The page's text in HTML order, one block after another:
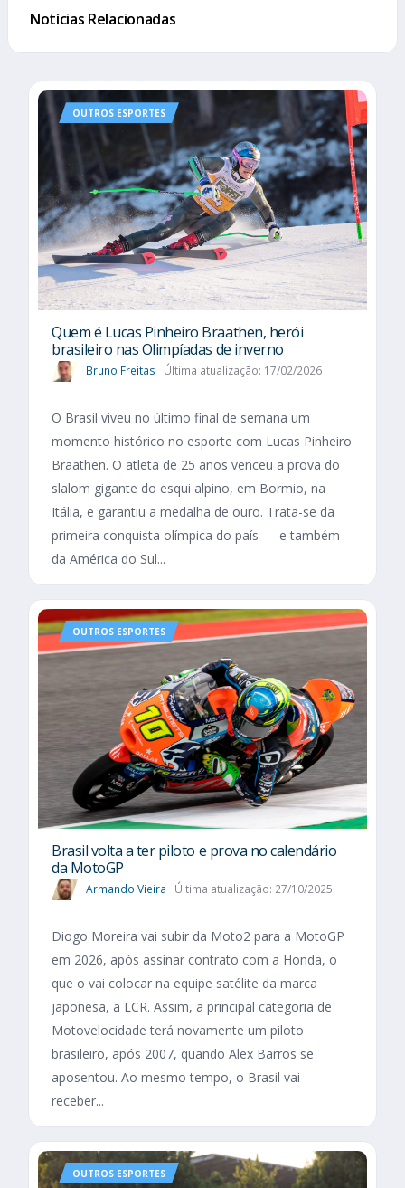
Notícias Relacionadas
OUTROS ESPORTES
Quem é Lucas Pinheiro Braathen, herói
brasileiro nas Olimpíadas de inverno
Bruno Freitas Última atualização: 17/02/2026
O Brasil viveu no último final de semana um
momento histórico no esporte com Lucas Pinheiro
Braathen. O atleta de 25 anos venceu a prova do
slalom gigante do esqui alpino, em Bormio, na
Itália, e garantiu a medalha de ouro. Trata-se da
primeira conquista olímpica do país — e também
da América do Sul...
OUTROS ESPORTES
Brasil volta a ter piloto e prova no calendário
da MotoGP
Armando Vieira Última atualização: 27/10/2025
Diogo Moreira vai subir da Moto2 para a MotoGP
em 2026, após assinar contrato com a Honda, o
que o vai colocar na equipe satélite da marca
japonesa, a LCR. Assim, a principal categoria de
Motovelocidade terá novamente um piloto
brasileiro, após 2007, quando Alex Barros se
aposentou. Ao mesmo tempo, o Brasil vai
receber...
OUTROS ESPORTES